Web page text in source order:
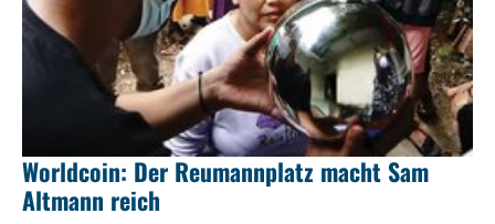
Worldcoin: Der Reumannplatz macht Sam
Altmann reich